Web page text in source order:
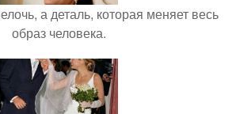
а деталь, которая меняет весь
образ человека.